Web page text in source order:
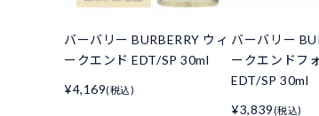
バーバリー BURBERRY ウィ
ークエンド EDT/SP 30ml
¥4,169(税込)
バーバリー
ークエンドフ
EDT/SP 30ml
¥3,839 (税込)